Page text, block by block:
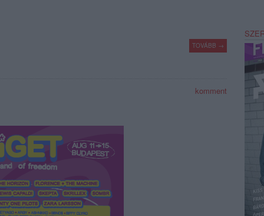
TOVÁBB →
komment